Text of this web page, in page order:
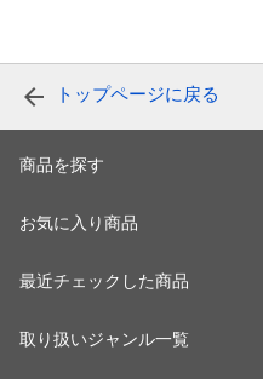
トップページに戻る
商品を探す
お気に入り商品
最近チェックした商品
取り扱いジャンル一覧